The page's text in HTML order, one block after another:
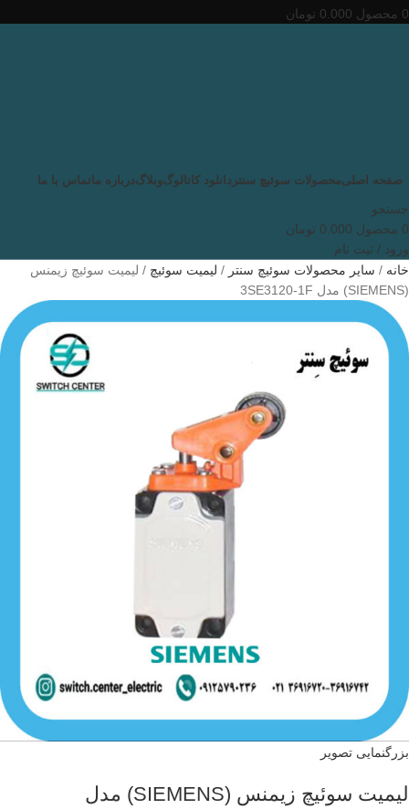
0 محصول 0.000 تومان
صفحه اصلیمحصولات سوئیچ سنتر دانلود کاتالوگوبلاگدرباره ما تماس با ما
جستجو
0 محصول 0.000 تومان
ورود / ثبت نام
خانه
سایر محصولات سوئیچ سنتر لیمیت سوئیچ
لیمیت سوئیچ زیمنس
(SIEMENS) مدل 3SE3120-1F
بزرگنمایی تصویر
لیمیت سوئیچ زیمنس (SIEMENS) مدل